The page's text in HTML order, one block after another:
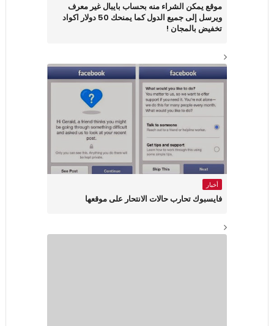
موقع يمكن الشراء منه بحساب بايبال غير معرف
ويرسل إلى جميع الدول كما يمنحك 50 دولار اكواد
تخفيض بالمجان !
أخبار
فايسبوك تحارب حالات الانتحار على موقعها